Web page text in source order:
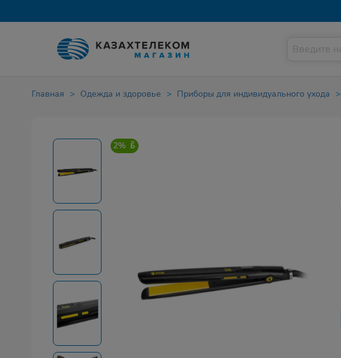
Главная Одежда и здоровье Приборы для индивидуального ухода
2%